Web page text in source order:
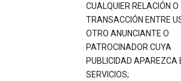
CUALQUIER RELACIÓN O
TRANSACCIÓN ENTRE
OTRO ANUNCIANTE O
PATROCINADOR CUYA
PUBLICIDAD APAREZCA
SERVICIOS;